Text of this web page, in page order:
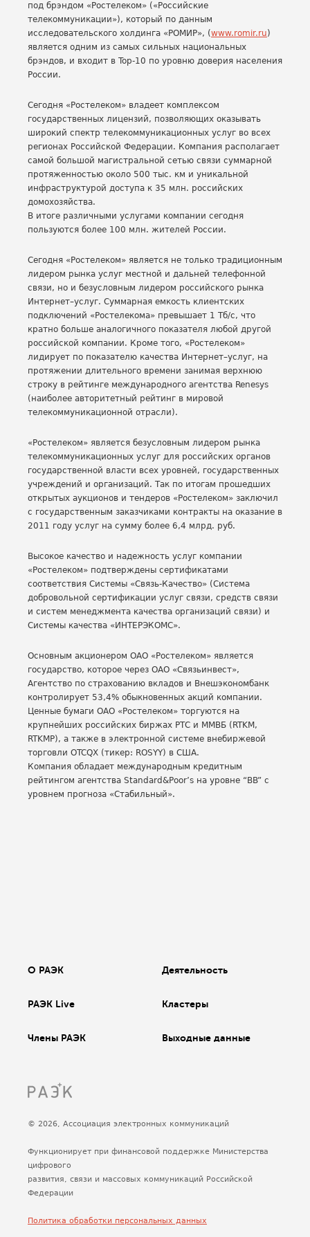
под брэндом «Ростелеком» («Российские
телекоммуникации»), который по данным
исследовательского холдинга «РОМИР», (www.romir.ru)
является одним из самых сильных национальных
брэндов, и входит в Top-10 по уровню доверия населения
России.
Сегодня «Ростелеком» владеет комплексом
государственных лицензий, позволяющих оказывать
широкий спектр телекоммуникационных услуг во всех
регионах Российской Федерации. Компания располагает
самой большой магистральной сетью связи суммарной
протяженностью около 500 тыс. км и уникальной
инфраструктурой доступа к 35 млн. российских
домохозяйства.
В итоге различными услугами компании сегодня
пользуются более 100 млн. жителей России.
Сегодня «Ростелеком» является не только традиционным
лидером рынка услуг местной и дальней телефонной
связи, но и безусловным лидером российского рынка
Интернет–услуг. Суммарная емкость клиентских
подключений «Ростелекома» превышает 1 Тб/с, что
кратно больше аналогичного показателя любой другой
российской компании. Кроме того, «Ростелеком»
лидирует по показателю качества Интернет–услуг, на
протяжении длительного времени занимая верхнюю
строку в рейтинге международного агентства Renesys
(наиболее авторитетный рейтинг в мировой
телекоммуникационной отрасли).
«Ростелеком» является безусловным лидером рынка
телекоммуникационных услуг для российских органов
государственной власти всех уровней, государственных
учреждений и организаций. Так по итогам прошедших
открытых аукционов и тендеров «Ростелеком» заключил
с государственным заказчиками контракты на оказание в
2011 году услуг на сумму более 6,4 млрд. руб.
Высокое качество и надежность услуг компании
«Ростелеком» подтверждены сертификатами
соответствия Системы «Связь-Качество» (Система
добровольной сертификации услуг связи, средств связи
и систем менеджмента качества организаций связи) и
Системы качества «ИНТЕРЭКОМС».
Основным акционером ОАО «Ростелеком» является
государство, которое через ОАО «Связьинвест»,
Агентство по страхованию вкладов и Внешэкономбанк
контролирует 53,4% обыкновенных акций компании.
Ценные бумаги ОАО «Ростелеком» торгуются на
крупнейших российских биржах РТС и ММВБ (RTKM,
RTKMP), а также в электронной системе внебиржевой
торговли OTCQX (тикер: ROSYY) в США.
Компания обладает международным кредитным
рейтингом агентства Standard&Poor’s на уровне “BB” с
уровнем прогноза «Стабильный».
О РАЭК Деятельность
РАЭК Live Кластеры
Члены РАЭК Выходные данные
© 2026, Ассоциация электронных коммуникаций
Функционирует при финансовой поддержке Министерства
цифрового
развития, связи и массовых коммуникаций Российской
Федерации
Политика обработки персональных данных